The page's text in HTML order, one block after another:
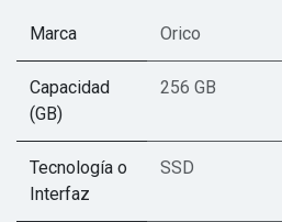
Marca Orico
Capacidad
(GB)
256 GB
Tecnología o
Interfaz
SSD